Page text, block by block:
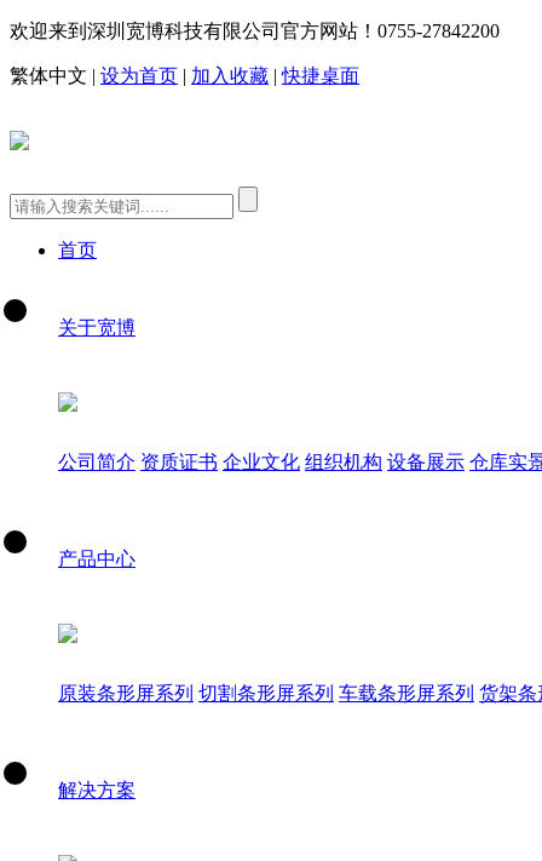
欢迎来到深圳宽博科技有限公司官方网站！ 0755-27842200
繁体中文 | 设为首页 | 加入收藏 |快捷桌面
首页
关于宽博
公司简介 资质证书 企业文化 组织机构 设备展示 仓库实
产品中心
原装条形屏系列 切割条形屏系列 车载条形屏系列 货架条
解决方案